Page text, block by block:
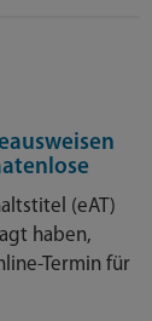
(eAT)
haben,
Termin für